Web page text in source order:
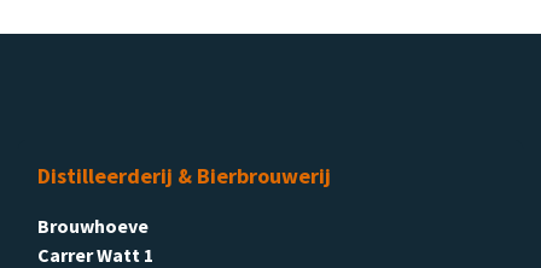
Distilleerderij & Bierbrouwerij
Brouwhoeve
Carrer Watt 1